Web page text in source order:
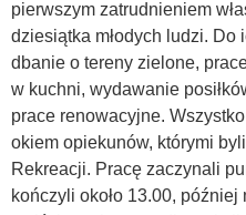
pierwszym zatrudnieniem
dziesiątka młodych ludzi. Do
dbanie o tereny zielone,
w kuchni, wydawanie
prace renowacyjne.
okiem opiekunów, którymi
Rekreacji. Pracę zaczynali
kończyli około 13.00,